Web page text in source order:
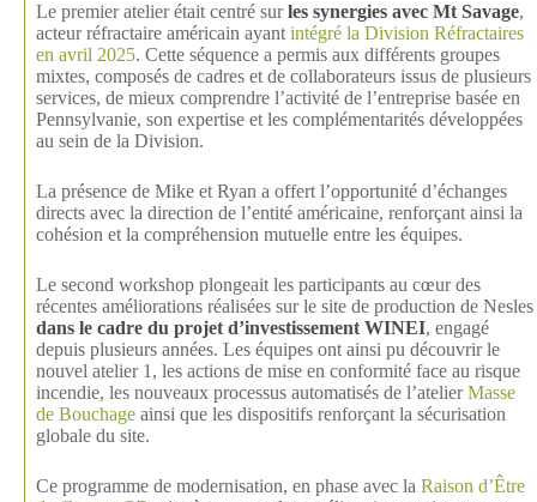
Le premier atelier était centré surles synergies avec Mt Savage,
acteur réfractaire américain ayant intégré la Division Réfractaires
en avril 2025. Cette séquence a permis aux différents groupes
mixtes, composés de cadres et de collaborateurs issus de plusieurs
services, de mieux comprendre l’activité de l’entreprise basée en
Pennsylvanie, son expertise et les complémentarités développées
au sein de la Division.
La présence de Mike et Ryan a offert l’opportunité d’échanges
directs avec la direction de l’entité américaine, renforçant ainsi la
cohésion et la compréhension mutuelle entre les équipes.
Le second workshop plongeait les participants au cœur des
récentes améliorations réalisées sur le site de production de Nesles
dans le cadre du projet d’investissement WINEI, engagé
depuis plusieurs années. Les équipes ont ainsi pu découvrir le
nouvel atelier 1, les actions de mise en conformité face au risque
incendie, les nouveaux processus automatisés de l’atelierMasse
de Bouchage ainsi que les dispositifs renforçant la sécurisation
globale du site.
Ce programme de modernisation, en phase avec la Raison d’Être